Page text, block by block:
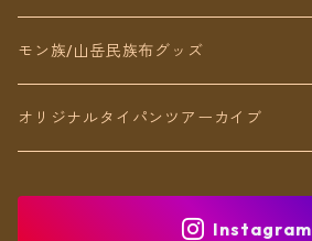
ブレスレット
アンクレット
モン族/山岳民族布グッズ
オリジナルタイパンツアーカイブ
Instagram